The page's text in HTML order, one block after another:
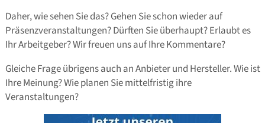
Daher, wie sehen Sie das? Gehen Sie schon wieder auf
Präsenzveranstaltungen? Dürften Sie überhaupt? Erlaubt es
Ihr Arbeitgeber? Wir freuen uns auf Ihre Kommentare?
Gleiche Frage übrigens auch an Anbieter und Hersteller. Wie ist
Ihre Meinung? Wie planen Sie mittelfristig ihre
Veranstaltungen?